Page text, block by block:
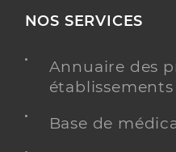
NOS SERVICES
Annuaire des
Base de